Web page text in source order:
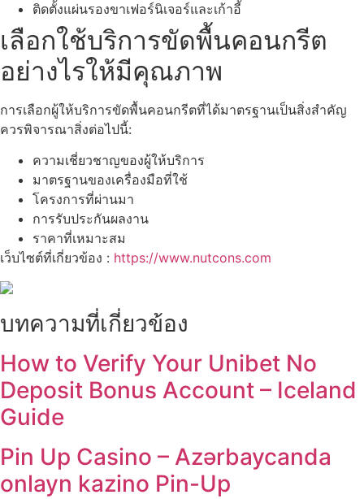
ติดตั้งแผ่นรองขาเฟอร์นิเจอร์และเก้าอี้
เลือกใช้บริการขัดพื้นคอนกรีต
อย่างไรให้มีคุณภาพ
การเลือกผู้ให้บริการขัดพื้นคอนกรีตที่ได้มาตรฐานเป็นสิ่งสำคัญ
ควรพิจารณาสิ่งต่อไปนี้:
ความเชี่ยวชาญของผู้ให้บริการ
มาตรฐานของเครื่องมือที่ใช้
โครงการที่ผ่านมา
การรับประกันผลงาน
ราคาที่เหมาะสม
เว็บไซต์ที่เกี่ยวข้อง : https://www.nutcons.com
บทความที่เกี่ยวข้อง
How to Verify Your Unibet No
Deposit Bonus Account – Iceland
Guide
Pin Up Casino – Azərbaycanda
onlayn kazino Pin-Up